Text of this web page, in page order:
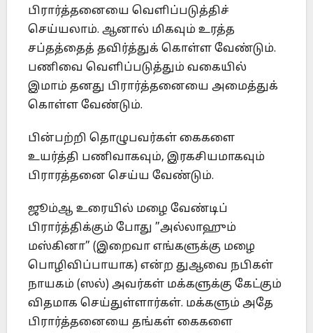
பிரார்த்தனையை வெளிப்படுத்திச்
செய்யலாம். ஆனால் மிகவும் உரத்த
சப்தத்தைத் தவிர்த்துக் கொள்ள வேண்டும்.
பணிவை வெளிப்படுத்தும் வகையில்
இமாம் தனது பிரார்த்தனையை அமைத்துக்
கொள்ள வேண்டும்.
பின்பற்றி தொழுபவர்கள் கைகளை
உயர்த்தி பணிவாகவும், இரகசியமாகவும்
பிராரத்தனை செய்ய வேண்டும்.
ஜூம்ஆ உரையில் மழை வேண்டிப்
பிரார்த்திக்கும் போது ”அல்லாஹும்
மஸ்கினா” (இறைவா எங்களுக்கு மழை
பொழிவிப்பாயாக) என்ற துஆவை நபிகள்
நாயகம் (ஸல்) அவர்கள் மக்களுக்கு கேட்கும்
விதமாக செய்துள்ளார்கள். மக்களும் அதே
பிரார்த்தனையை தங்கள் கைகளை